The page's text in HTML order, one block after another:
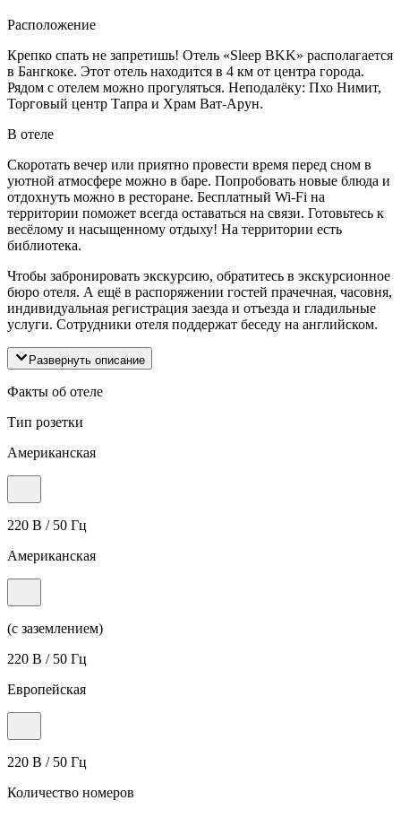
Расположение
Крепко спать не запретишь! Отель «Sleep BKK» располагается
в Бангкоке. Этот отель находится в 4 км от центра города.
Рядом с отелем можно прогуляться. Неподалёку: Пхо Нимит,
Торговый центр Тапра и Храм Ват-Арун.
В отеле
Скоротать вечер или приятно провести время перед сном в
уютной атмосфере можно в баре. Попробовать новые блюда и
отдохнуть можно в ресторане. Бесплатный Wi-Fi на
территории поможет всегда оставаться на связи. Готовьтесь к
весёлому и насыщенному отдыху! На территории есть
библиотека.
Чтобы забронировать экскурсию, обратитесь в экскурсионное
бюро отеля. А ещё в распоряжении гостей прачечная, часовня,
индивидуальная регистрация заезда и отъезда и гладильные
услуги. Сотрудники отеля поддержат беседу на английском.
Развернуть описание
Факты об отеле
Тип розетки
Американская
220 В / 50 Гц
Американская
(с заземлением)
220 В / 50 Гц
Европейская
220 В / 50 Гц
Количество номеров